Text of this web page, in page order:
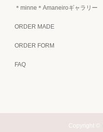
＊minne＊Amaneiroギャラリー
ORDER MADE
ORDER FORM
FAQ
Copyright ©